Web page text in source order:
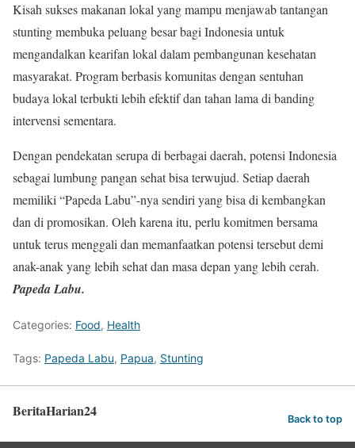
Kisah sukses makanan lokal yang mampu menjawab tantangan
stunting membuka peluang besar bagi Indonesia untuk
mengandalkan kearifan lokal dalam pembangunan kesehatan
masyarakat. Program berbasis komunitas dengan sentuhan
budaya lokal terbukti lebih efektif dan tahan lama di banding
intervensi sementara.
Dengan pendekatan serupa di berbagai daerah, potensi Indonesia
sebagai lumbung pangan sehat bisa terwujud. Setiap daerah
memiliki “Papeda Labu”-nya sendiri yang bisa di kembangkan
dan di promosikan. Oleh karena itu, perlu komitmen bersama
untuk terus menggali dan memanfaatkan potensi tersebut demi
anak-anak yang lebih sehat dan masa depan yang lebih cerah.
Papeda Labu.
Categories: Food, Health
Tags: Papeda Labu, Papua, Stunting
BeritaHarian24 Back to top